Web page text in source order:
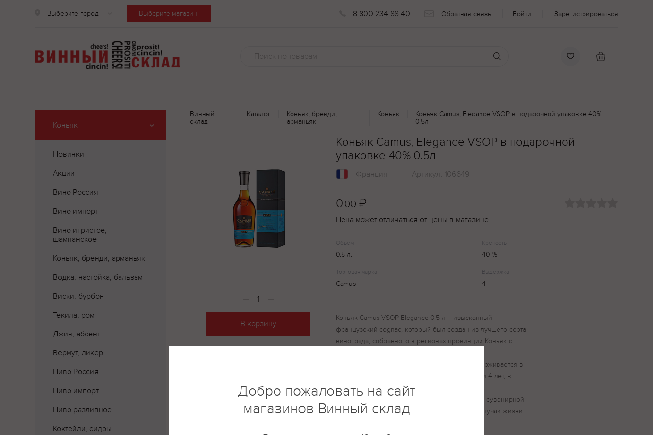
Выберите город Выберите магазин 8 800 234 88 40 Обратная связь Войти Зарегистрироваться
Коньяк
Новинки
Акции
Вино Россия
Вино импорт
Вино игристое,
шампанское
Коньяк, бренди, арманьяк
Водка, настойка, бальзам
Виски, бурбон
Текила, ром
Джин, абсент
Вермут, ликер
Пиво Россия
Пиво импорт
Пиво разливное
Коктейли, сидры
Винный
склад
Каталог
Коньяк, бренди,
арманьяк
Коньяк
Коньяк Camus, Elegance VSOP в подарочной упаковке 40%
0.5л
В корзину
Коньяк Camus, Elegance VSOP в подарочной
упаковке 40% 0.5л
Франция Артикул: 106649
0.00 ₽
Цена может отличаться от цены в магазине
Объем
0.5 л.
Крепость
40 %
Торговая марка
Camus
Выдержка
4
Коньяк Camus VSOP Elegance 0.5 л – изысканный
французский cognac, который был создан из лучшего сорта
винограда, собранного в регионах провинции Коньяк с
высококачественных коньячных спиртов выдерживается в
лимузенских дубовых бочонках на протяжении 4 лет, в
специальных погребах коньячного дома Камю.
Превосходный коньяк продается в элегантной сувенирной
упаковке, станет отличным презентом на все случаи жизни.
Добро пожаловать на сайт
магазинов Винный склад